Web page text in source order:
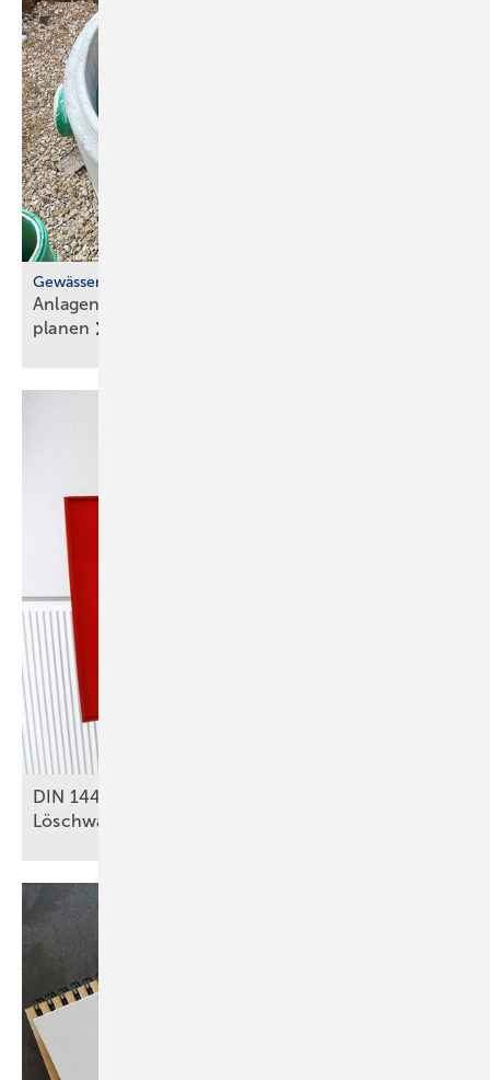
Gewässerschutz
Anlagen zur Be­hand­lung von Regen­was­ser sicher
planen
DIN 14462: Was für SHK-Betriebe zu
Löschwasseranlagen relevant